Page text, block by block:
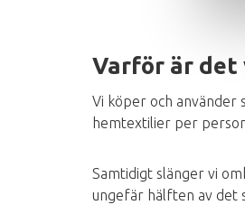
Varför är det
Vi köper och använder
hemtextilier per
Samtidigt slänger vi
ungefär hälften av det